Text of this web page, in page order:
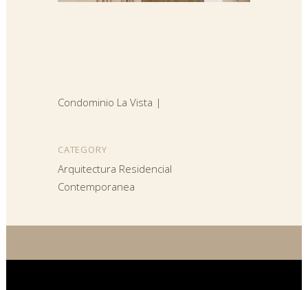
Condominio La Vista |
CATEGORY
Arquitectura Residencial
Contemporanea